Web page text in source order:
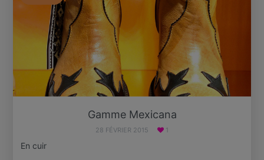
Gamme Mexicana
28 FÉVRIER 2015 1
En cuir